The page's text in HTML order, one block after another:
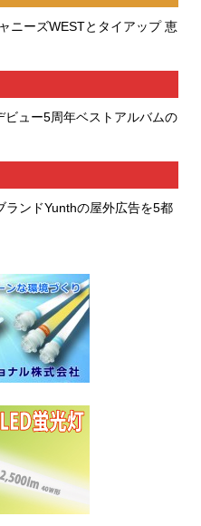
ニーズWESTとタイアップ 恵
ビュー5周年ベストアルバムの
ランドYunthの屋外広告を5都